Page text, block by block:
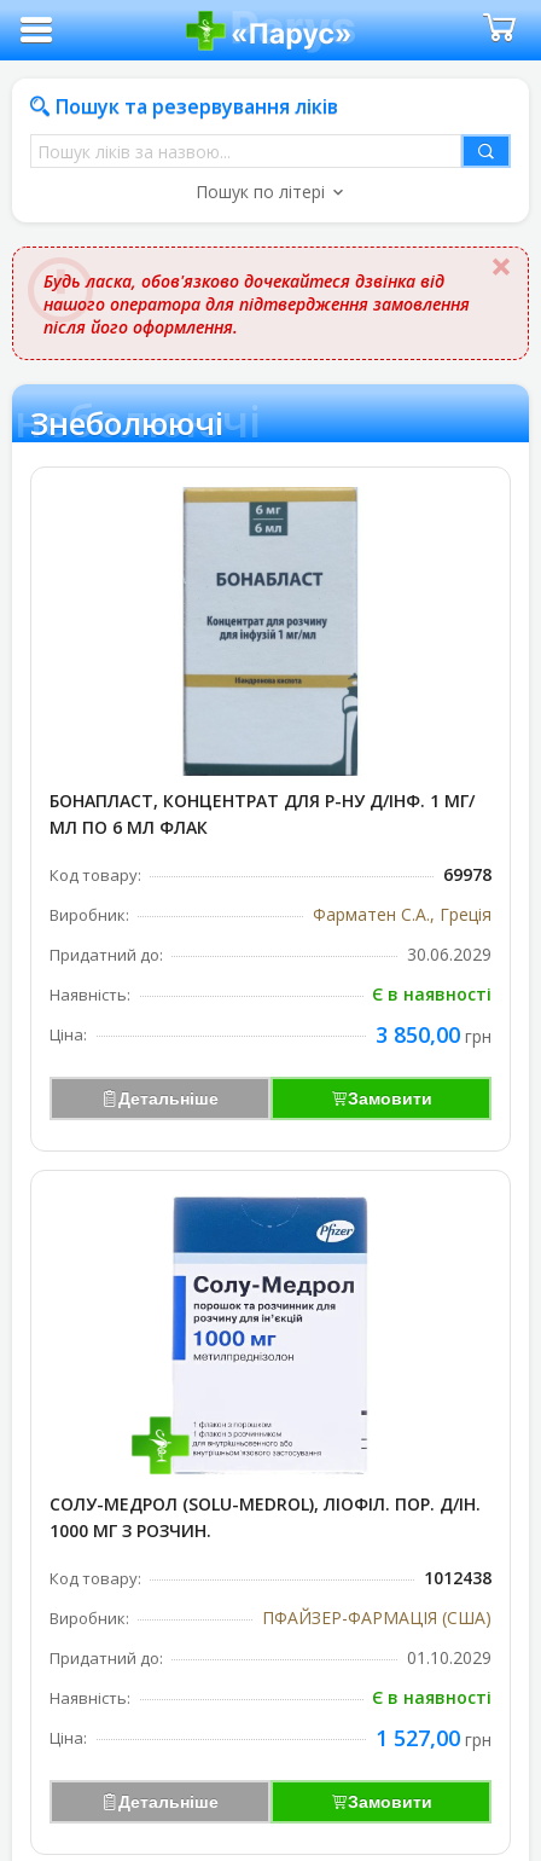
Пошук та резервування ліків
Пошук
ліків
назвою
Пошук по літері
Будь ласка, обов'язково дочекайтеся дзвінка від
нашого оператора для підтвердження замовлення
після його оформлення.
Знеболюючі
БОНАПЛАСТ, КОНЦЕНТРАТ ДЛЯ Р-НУ Д/ІНФ. 1 МГ/
МЛ ПО 6 МЛ ФЛАК
Код товару: 69978
Виробник: Фарматен С.А., Греція
Придатний до: 30.06.2029
Наявність: Є в наявності
Ціна: 3 850,00 грн
Детальніше Замовити
СОЛУ-МЕДРОЛ (SOLU-MEDROL), ЛІОФІЛ. ПОР. Д/ІН.
1000 МГ З РОЗЧИН.
Код товару: 1012438
Виробник: ПФАЙЗЕР-ФАРМАЦІЯ (США)
Придатний до: 01.10.2029
Наявність: Є в наявності
Ціна: 1 527,00 грн
Детальніше Замовити